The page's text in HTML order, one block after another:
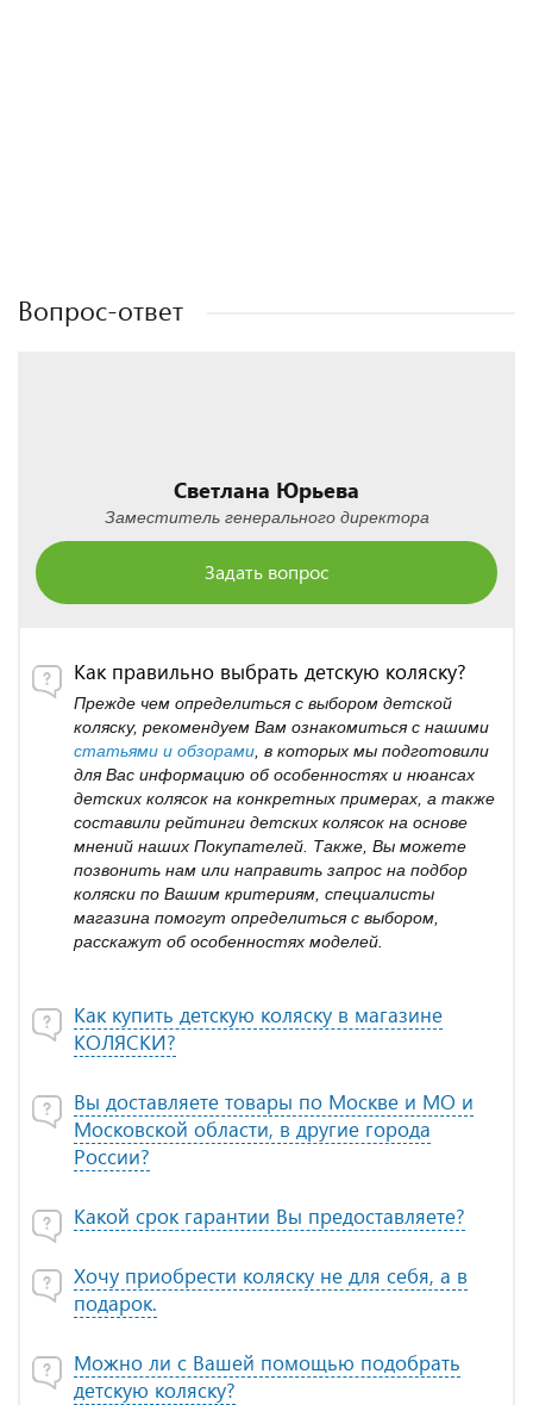
Вопрос-ответ
Светлана Юрьева
Заместитель генерального директора
Задать вопрос
Как правильно выбрать детскую коляску?
Прежде чем определиться с выбором детской
коляску, рекомендуем Вам ознакомиться с нашими
статьями и обзорами , в которых мы подготовили
для Вас информацию об особенностях и нюансах
детских колясок на конкретных примерах, а также
составили рейтинги детских колясок на основе
мнений наших Покупателей. Также, Вы можете
позвонить нам или направить запрос на подбор
коляски по Вашим критериям, специалисты
магазина помогут определиться с выбором,
расскажут об особенностях моделей.
Как купить детскую коляску в магазине
КОЛЯСКИ?
Вы доставляете товары по Москве и МО и
Московской области, в другие города
России?
Какой срок гарантии Вы предоставляете?
Хочу приобрести коляску не для себя, а в
подарок.
Можно ли с Вашей помощью подобрать
детскую коляску?